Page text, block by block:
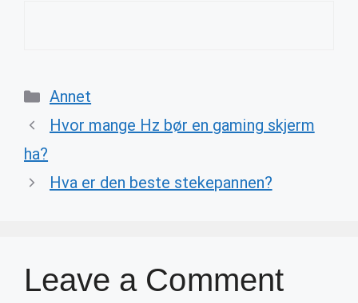
Categories
Annet
Hvor mange Hz bør en gaming skjerm
ha?
Hva er den beste stekepannen?
Leave a Comment